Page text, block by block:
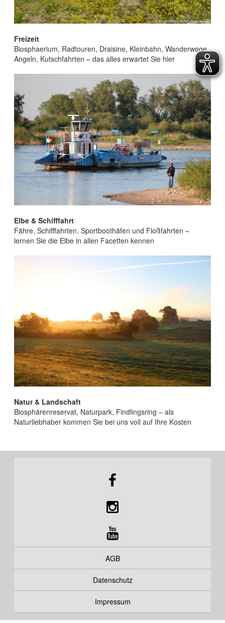
Freizeit
Biosphaerium, Radtouren, Draisine, Kleinbahn, Wanderwege,
Angeln, Kutschfahrten – das alles erwartet Sie hier
Elbe & Schifffahrt
Fähre, Schifffahrten, Sportboothäfen und Floßfahrten –
lernen Sie die Elbe in allen Facetten kennen
Natur & Landschaft
Biosphärenreservat, Naturpark, Findlingsring – als
Naturliebhaber kommen Sie bei uns voll auf Ihre Kosten
AGB
Datenschutz
Impressum